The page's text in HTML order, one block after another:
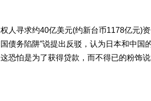
权人寻求约40亿美元(约新台币1178亿元)
国债务陷阱”说提出反驳，认为日本和中国
这恐怕是为了获得贷款，而不得已的粉饰说